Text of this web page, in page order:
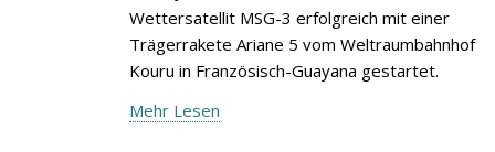
Wettersatellit MSG-3 erfolgreich mit einer
Trägerrakete Ariane 5 vom Weltraumbahnhof
Kouru in Französisch-Guayana gestartet.
Mehr Lesen